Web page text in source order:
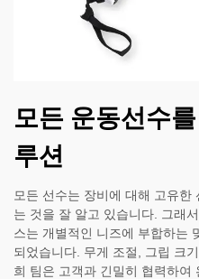
모든 운동선수
루션
모든 선수는 장비에 대해 고유
는 것을 잘 알고 있습니다. 그래
스는 개별적인 니즈에 부합하는
되었습니다. 무게 조절, 그립 크
희 팀은 고객과 긴밀히 협력하여